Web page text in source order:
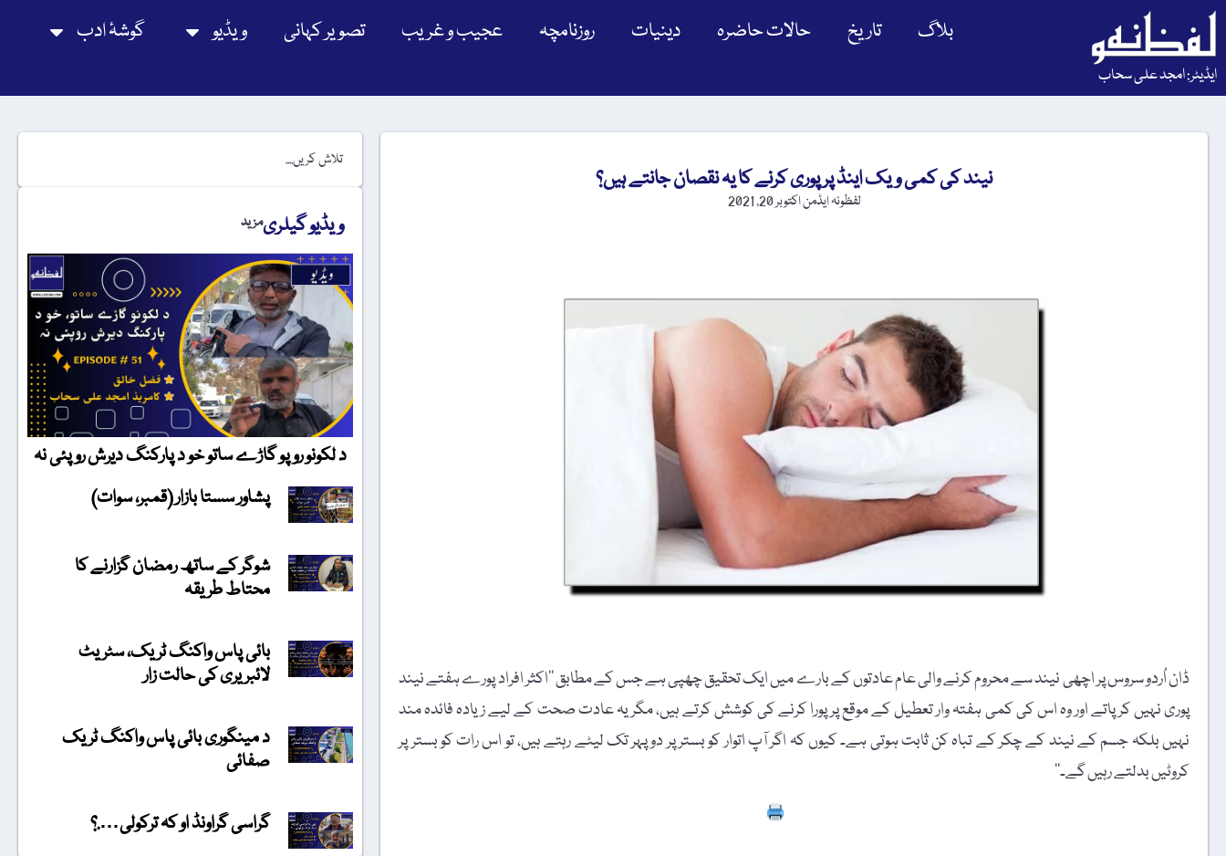
ایڈیٹر: امجد علی سحاب
بلاگ تاریخ حالات حاضرہ دینیات روزنامچہ عجیب و غریب تصویر کہانی ویڈیو گوشۂ ادب
نیند کی کمی ویک اینڈ پر پوری کرنے کا یہ نقصان جانتے ہیں؟
لفظونہ ایڈمناکتوبر 20, 2021
ڈان اُردو سروس پر اچھی نیند سے محروم کرنے والی عام عادتوں کے بارے میں ایک تحقیق چھپی ہے جس کے مطابق ’’اکثر افراد پورے ہفتے نیند
پوری نہیں کرپاتے اور وہ اس کی کمی ہفتہ وار تعطیل کے موقع پر پورا کرنے کی کوشش کرتے ہیں، مگر یہ عادت صحت کے لیے زیادہ فائدہ مند
نہیں بلکہ جسم کے نیند کے چکر کے تباہ کن ثابت ہوتی ہے۔ کیوں کہ اگر آپ اتوار کو بستر پر دوپہر تک لیٹے رہتے ہیں، تو اس رات کو بستر پر
کروٹیں بدلتے رہیں گے۔‘‘
ویڈیو گیلریمزید
د لکونو روپو گاڑے ساتو خو د پارکنگ دیرش روپئی نہ
پشاور سستا بازار (قمبر، سوات)
شوگر کے ساتھ رمضان گزارنے کا
محتاط طریقہ
بائی پاس واکنگ ٹریک، سٹریٹ
لائبریری کی حالت زار
د مینگوری بائی پاس واکنگ ٹریک
صفائی
گراسی گراونڈ او کہ ترکولی….؟